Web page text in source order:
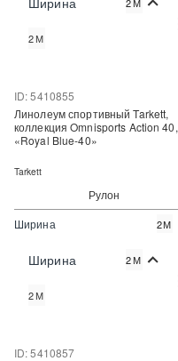
2М
Рулон
ID: 5410855
Цена:
Линолеум спортивный Tarkett,
коллекция Omnisports Action 40,
«Royal Blue-40»
Tarkett
Ширина 2М
Ширина 2М
2М
ID: 5410857